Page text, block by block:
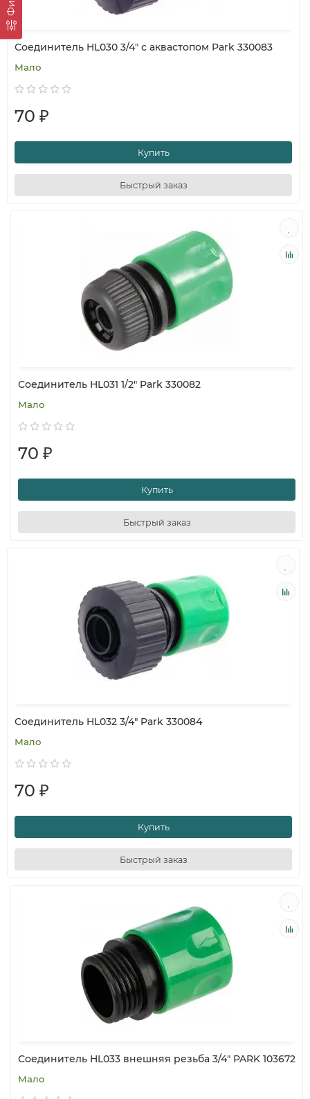
Соединитель HL030 3/4" с аквастопом Park 330083
Мало
70 ₽
Купить
Быстрый заказ
Соединитель HL031 1/2" Park 330082
Мало
70 ₽
Купить
Быстрый заказ
Соединитель HL032 3/4" Park 330084
Мало
70 ₽
Купить
Быстрый заказ
Соединитель HL033 внешняя резьба 3/4" PARK 103672
Мало